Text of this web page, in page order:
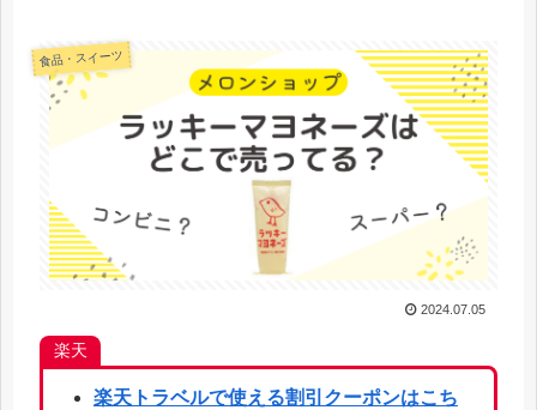
食品・スイーツ
2024.07.05
楽天
楽天トラベルで使える割引クーポンはこち